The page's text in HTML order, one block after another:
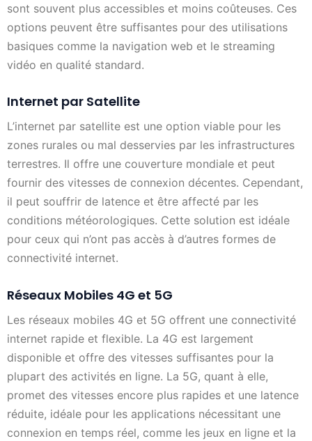
sont souvent plus accessibles et moins coûteuses. Ces
options peuvent être suffisantes pour des utilisations
basiques comme la navigation web et le streaming
vidéo en qualité standard.
Internet par Satellite
L’internet par satellite est une option viable pour les
zones rurales ou mal desservies par les infrastructures
terrestres. Il offre une couverture mondiale et peut
fournir des vitesses de connexion décentes. Cependant,
il peut souffrir de latence et être affecté par les
conditions météorologiques. Cette solution est idéale
pour ceux qui n’ont pas accès à d’autres formes de
connectivité internet.
Réseaux Mobiles 4G et 5G
Les réseaux mobiles 4G et 5G offrent une connectivité
internet rapide et flexible. La 4G est largement
disponible et offre des vitesses suffisantes pour la
plupart des activités en ligne. La 5G, quant à elle,
promet des vitesses encore plus rapides et une latence
réduite, idéale pour les applications nécessitant une
connexion en temps réel, comme les jeux en ligne et la